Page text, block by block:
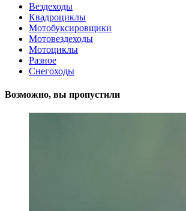
Вездеходы
Квадроциклы
Мотобуксировщики
Мотовездеходы
Мотоциклы
Разное
Снегоходы
Возможно, вы пропустили